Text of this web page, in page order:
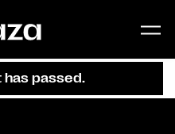
has passed.